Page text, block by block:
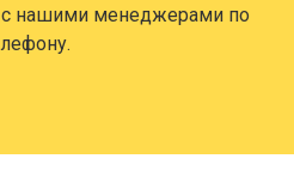
с нашими менеджерами по